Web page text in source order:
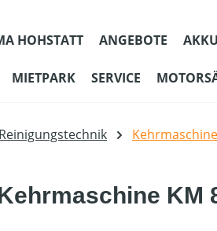
HOHSTATT ANGEBOTE
MIETPARK SERVICE
Reinigungstechnik Kehrmaschine
KM